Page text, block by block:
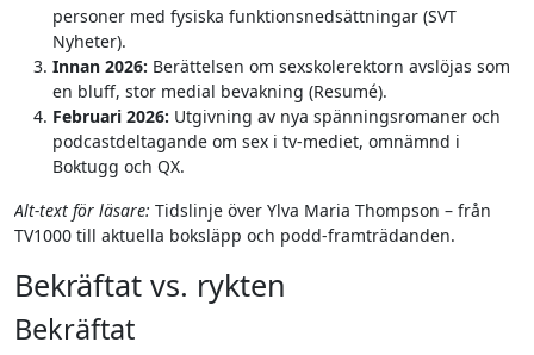
personer med fysiska funktionsnedsättningar (SVT
Nyheter).
Innan 2026: Berättelsen om sexskolerektorn avslöjas som
en bluff, stor medial bevakning (Resumé).
Februari 2026: Utgivning av nya spänningsromaner och
podcastdeltagande om sex i tv-mediet, omnämnd i
Boktugg och QX.
Alt-text för läsare: Tidslinje över Ylva Maria Thompson – från
TV1000 till aktuella boksläpp och podd-framträdanden.
Bekräftat vs. rykten
Bekräftat